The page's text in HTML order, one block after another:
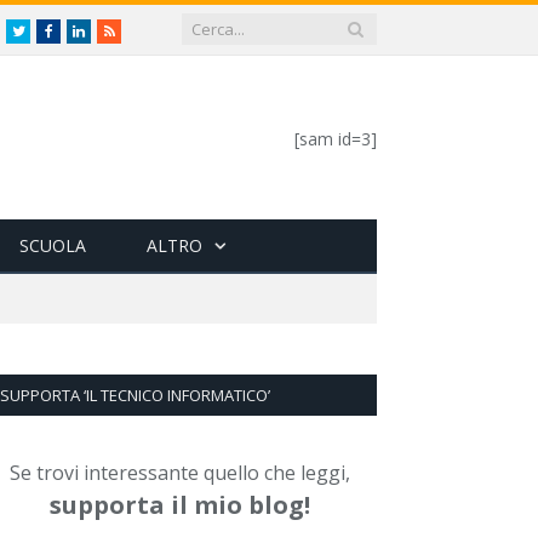
TwitterFacebookLinkedIn
RSS
[sam id=3]
SCUOLA ALTRO
SUPPORTA ‘IL TECNICO INFORMATICO’
Se trovi interessante quello che leggi,
supporta il mio blog!